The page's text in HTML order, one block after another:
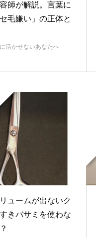
師が解説。言葉に
毛嫌い」の正体と
活かせないあなたへ
ュームが出ないク
きバサミを使わな